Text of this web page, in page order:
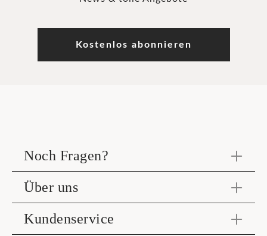
Kostenlos abonnieren
Noch Fragen?
Über uns
Kundenservice